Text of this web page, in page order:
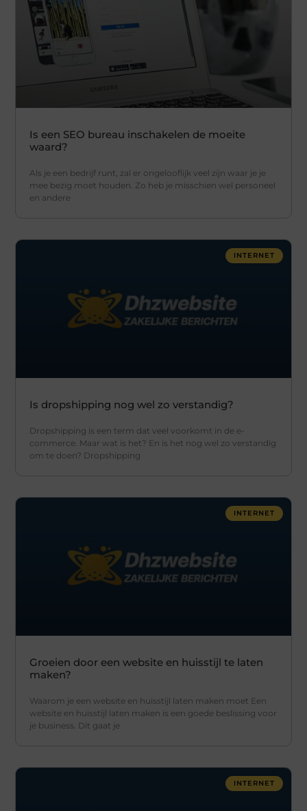
Is een SEO bureau inschakelen de moeite
waard?
Als je een bedrijf runt, zal er ongelooflijk veel zijn waar je je
mee bezig moet houden. Zo heb je misschien wel personeel
en andere
INTERNET
Is dropshipping nog wel zo verstandig?
Dropshipping is een term dat veel voorkomt in de e-
commerce. Maar wat is het? En is het nog wel zo verstandig
om te doen? Dropshipping
INTERNET
Groeien door een website en huisstijl te laten
maken?
Waarom je een website en huisstijl laten maken moet Een
website en huisstijl laten maken is een goede beslissing voor
je business. Dit gaat je
INTERNET